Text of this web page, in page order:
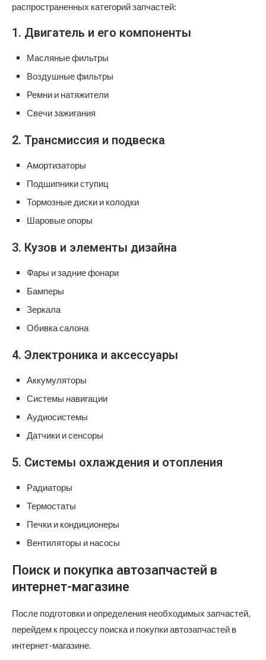
распространенных категорий запчастей:
1. Двигатель и его компоненты
Масляные фильтры
Воздушные фильтры
Ремни и натяжители
Свечи зажигания
2. Трансмиссия и подвеска
Амортизаторы
Подшипники ступиц
Тормозные диски и колодки
Шаровые опоры
3. Кузов и элементы дизайна
Фары и задние фонари
Бамперы
Зеркала
Обивка салона
4. Электроника и аксессуары
Аккумуляторы
Системы навигации
Аудиосистемы
Датчики и сенсоры
5. Системы охлаждения и отопления
Радиаторы
Термостаты
Печки и кондиционеры
Вентиляторы и насосы
Поиск и покупка автозапчастей в
интернет-магазине
После подготовки и определения необходимых запчастей,
перейдем к процессу поиска и покупки автозапчастей в
интернет-магазине.